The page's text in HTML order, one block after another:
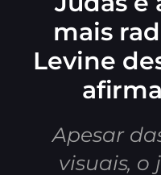
mais
Levine
Apesar
visuais,